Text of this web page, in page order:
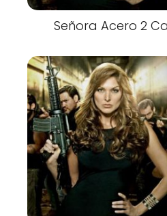
Señora Acero 2